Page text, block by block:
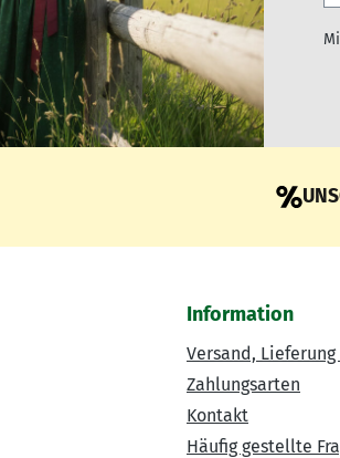
Information
Versand,
Zahlungsarten
Kontakt
Häufig gestellte